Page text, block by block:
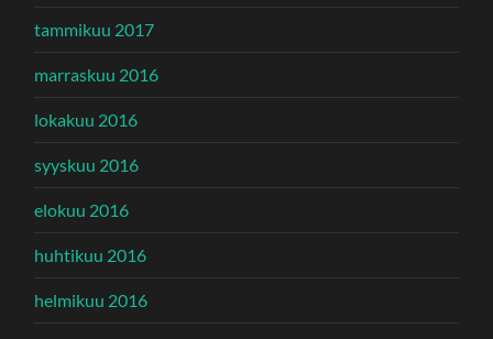
tammikuu 2017
marraskuu 2016
lokakuu 2016
syyskuu 2016
elokuu 2016
huhtikuu 2016
helmikuu 2016